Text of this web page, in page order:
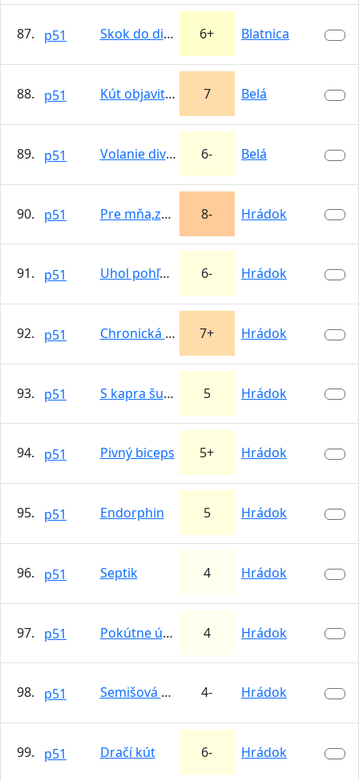
87. p51 Skok do diery 6+ Blatnica
88. p51 Kút objaviteľov 7 Belá
89. p51 Volanie divočiny 6- Belá
90. p51 Pre mňa,za mňa 8- Hrádok
91. p51 Uhol pohľadu 6- Hrádok
92. p51 Chronická erekcia 7+ Hrádok
93. p51 S kapra šupina 5 Hrádok
94. p51 Pivný biceps 5+ Hrádok
95. p51 Endorphin 5 Hrádok
96. p51 Septik 4 Hrádok
97. p51 Pokútne úmysly 4 Hrádok
98. p51 Semišová myš 4- Hrádok
99. p51 Dračí kút 6- Hrádok